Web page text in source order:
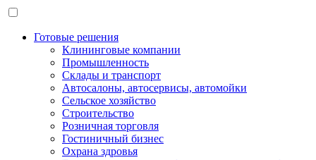
Готовые решения
Клининговые компании
Промышленность
Склады и транспорт
Автосалоны, автосервисы, автомойки
Сельское хозяйство
Строительство
Розничная торговля
Гостиничный бизнес
Охрана здровья